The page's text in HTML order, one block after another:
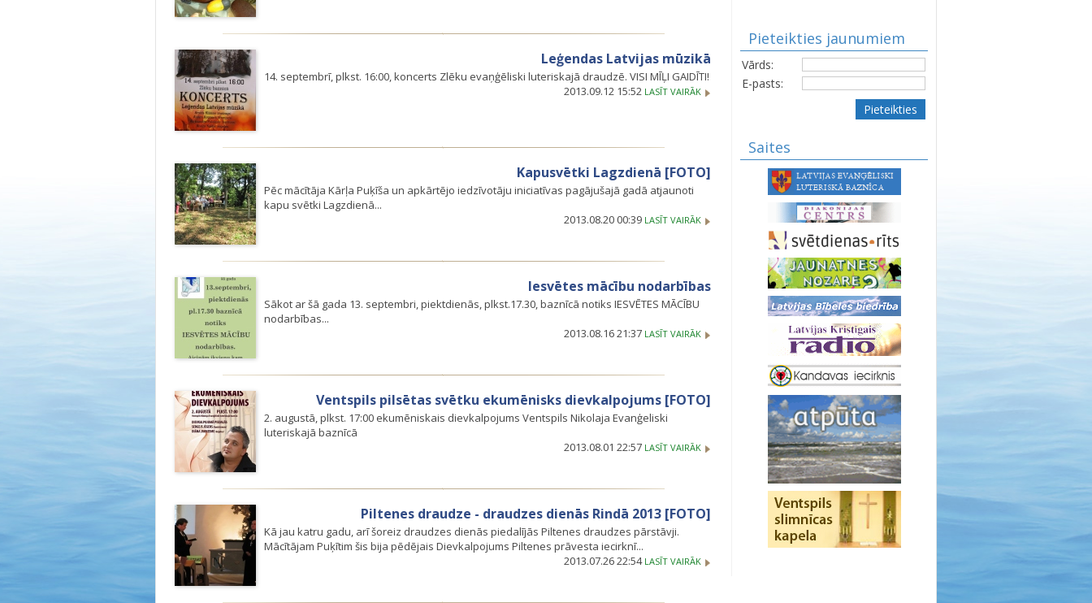
Leģendas Latvijas mūzikā
14. septembrī, plkst. 16:00, koncerts Zlēku evaņģēliski luteriskajā draudzē. VISI MĪĻI GAIDĪTI!
2013.09.12 15:52 LASĪT VAIRĀK
Kapusvētki Lagzdienā [FOTO]
Pēc mācītāja Kārļa Puķīša un apkārtējo iedzīvotāju iniciatīvas pagājušajā gadā atjaunoti
kapu svētki Lagzdienā...
2013.08.20 00:39 LASĪT VAIRĀK
Iesvētes mācību nodarbības
Sākot ar šā gada 13. septembri, piektdienās, plkst.17.30, baznīcā notiks IESVĒTES MĀCĪBU
nodarbības...
2013.08.16 21:37 LASĪT VAIRĀK
Ventspils pilsētas svētku ekumēnisks dievkalpojums [FOTO]
2. augustā, plkst. 17:00 ekumēniskais dievkalpojums Ventspils Nikolaja Evanģeliski
luteriskajā baznīcā
2013.08.01 22:57 LASĪT VAIRĀK
Piltenes draudze - draudzes dienās Rindā 2013 [FOTO]
Kā jau katru gadu, arī šoreiz draudzes dienās piedalījās Piltenes draudzes pārstāvji.
Mācītājam Puķītim šis bija pēdējais Dievkalpojums Piltenes prāvesta iecirknī...
2013.07.26 22:54 LASĪT VAIRĀK
Pieteikties jaunumiem
Vārds:
E-pasts:
Pieteikties
Saites